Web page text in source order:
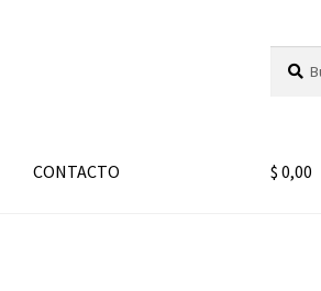
por:
CONTACTO $ 0,00